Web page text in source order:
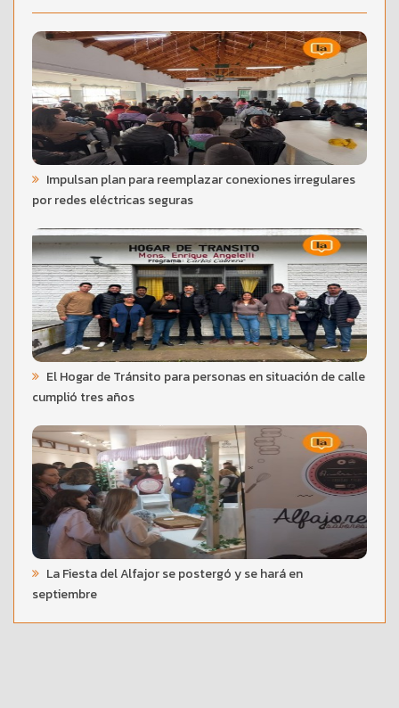
Impulsan plan para reemplazar conexiones irregulares
por redes eléctricas seguras
El Hogar de Tránsito para personas en situación de calle
cumplió tres años
La Fiesta del Alfajor se postergó y se hará en
septiembre